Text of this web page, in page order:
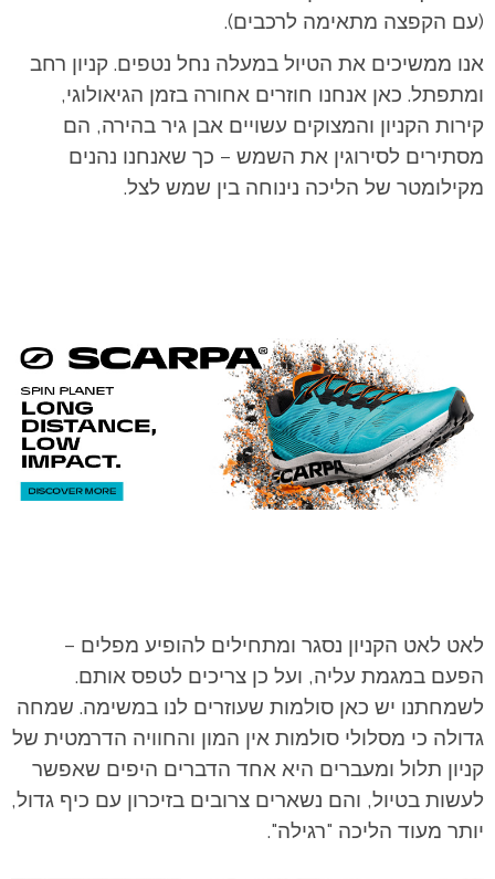
(עם הקפצה מתאימה לרכבים).
אנו ממשיכים את הטיול במעלה נחל נטפים. קניון רחב
ומתפתל. כאן אנחנו חוזרים אחורה בזמן הגיאולוגי,
קירות הקניון והמצוקים עשויים אבן גיר בהירה, הם
מסתירים לסירוגין את השמש – כך שאנחנו נהנים
מקילומטר של הליכה נינוחה בין שמש לצל.
לאט לאט הקניון נסגר ומתחילים להופיע מפלים –
הפעם במגמת עליה, ועל כן צריכים לטפס אותם.
לשמחתנו יש כאן סולמות שעוזרים לנו במשימה. שמחה
גדולה כי מסלולי סולמות אין המון והחוויה הדרמטית של
קניון תלול ומעברים היא אחד הדברים היפים שאפשר
לעשות בטיול, והם נשארים צרובים בזיכרון עם כיף גדול,
יותר מעוד הליכה "רגילה".